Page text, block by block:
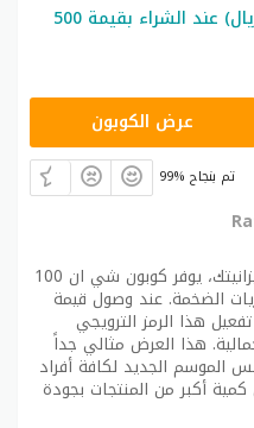
كوبون شي ان 2026 (توفير 100 ريال) عند الشراء بقيمة 500
عرض الكوبون
99% تم بنجاح
للحصول على أقصى استفادة من ميزانيتك، يوفر كوبون شي ان 100
الضخمة. عند وصول قيمة
تفعيل هذا الرمز الترويجي
الإجمالية. هذا العرض مثالي جداً
الموسم الجديد لكافة أفراد
أكبر من المنتجات بجودة